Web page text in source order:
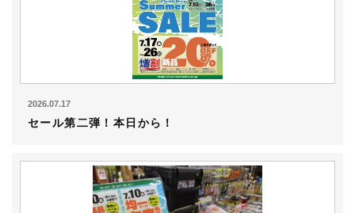
2026.07.17
セール第二弾！本日から！